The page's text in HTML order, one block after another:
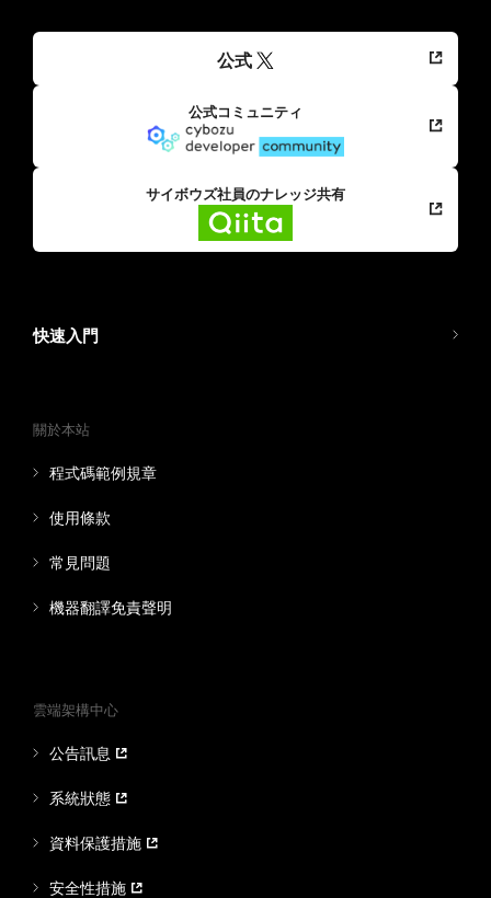
公式
公式コミュニティ
サイボウズ社員のナレッジ共有
快速入門
關於本站
程式碼範例規章
使用條款
常見問題
機器翻譯免責聲明
雲端架構中心
公告訊息
系統狀態
資料保護措施
安全性措施